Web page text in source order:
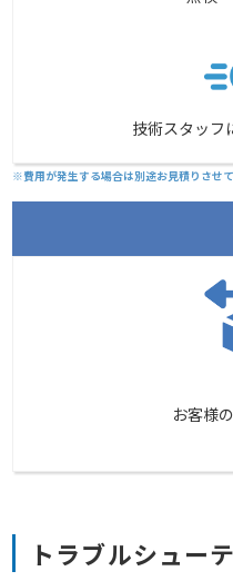
技術スタッフ
※費用が発生する場合は別途お見積りさせて
お客様
トラブルシュー